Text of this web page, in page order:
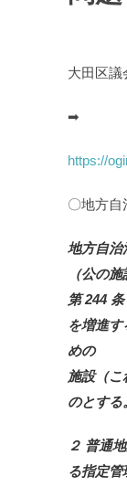
大田区
➡
https://
〇地方自
地方自
（公の施
第 244
を増進
めの
施設（
のとする
２ 普通
る指定管